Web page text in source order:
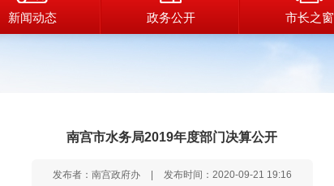
新闻动态 政务公开 市长之窗
南宫市水务局2019年度部门决算公开
发布者：南宫政府办 发布时间：2020-09-21 19:16